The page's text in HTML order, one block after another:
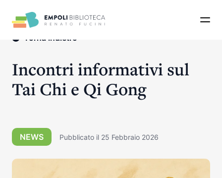
Apri
Torna indietro
Incontri informativi sul
Tai Chi e Qi Gong
NEWS Pubblicato il 25 Febbraio 2026